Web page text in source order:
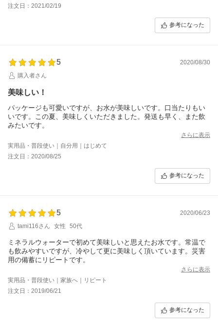
注文日：2021/02/19
参考になった
5
2020/08/30
購入者さん
美味しい！
パッケージも可愛いですが、お水が美味しいです。口当たりもい
いです。この夏、美味しくいただきました。発送も早く、また飲
みたいです。
さらに表示
実用品・普段使い｜自分用｜はじめて
注文日：2020/08/25
参考になった
5
2020/06/23
tami116さん
女性 50代
ミネラルウォーターで初めて美味しいと思えたお水です。常温で
も飲みやすいですが、冷やして更に美味しく頂いています。災害
用の備蓄にリピートです。
さらに表示
実用品・普段使い｜家族へ｜リピート
注文日：2019/06/21
参考になった